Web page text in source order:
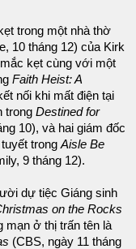
trong một nhà thờ
10 tháng 12) của Kirk
kẹt cùng với một
Faith Heist: A
nối khi mất điện tại
trong Destined for
10), và hai giám đốc
trong Aisle Be
9 tháng 12).
dự tiệc Giáng sinh
on the Rocks
mạn ở thị trấn tên là
(CBS, ngày 11 tháng